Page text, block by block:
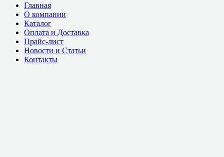
Главная
О компании
Каталог
Оплата и Доставка
Прайс-лист
Новости и Статьи
Контакты